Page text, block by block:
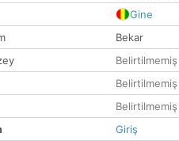
Gine
Bekar
Belirtilmemiş
Belirtilmemiş
Belirtilmemiş
Giriş